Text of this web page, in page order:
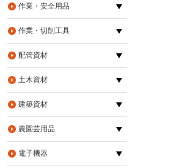
作業・安全用品
作業・切削工具
配管資材
土木資材
建築資材
農園芸用品
電子機器